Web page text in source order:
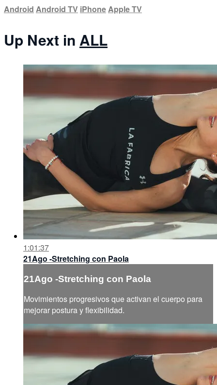
Android Android TV iPhoneApple TV
Up Next in ALL
1:01:37
21Ago -Stretching con Paola
21Ago -Stretching con Paola
Movimientos progresivos que activan el cuerpo para
mejorar postura y flexibilidad.